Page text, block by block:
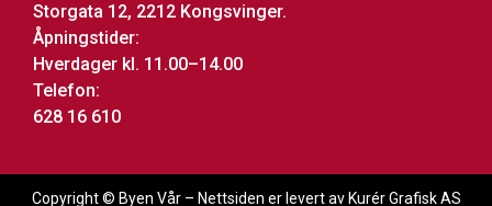
Storgata 12, 2212 Kongsvinger.
Åpningstider:
Hverdager kl. 11.00–14.00
Telefon:
628 16 610
Copyright © Byen Vår – Nettsiden er levert av Kurér Grafisk AS